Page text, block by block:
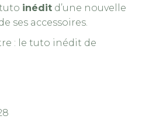
inédit d’une nouvelle
de ses accessoires.
: le tuto inédit de